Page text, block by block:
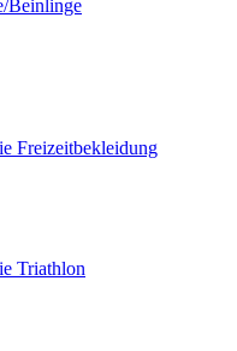
Freizeitbekleidung
Triathlon